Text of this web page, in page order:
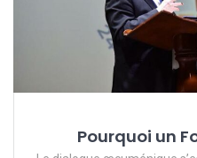
Pourquoi un